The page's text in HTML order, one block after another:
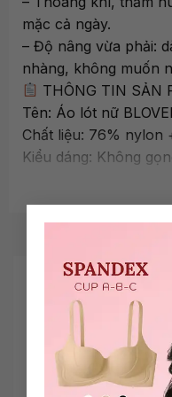
mặc cả ngày.
– Độ nâng vừa phải:
nhàng, không muốn
THÔNG TIN SẢN
Tên: Áo lót nữ
Chất liệu: 76% nylon
Kiểu dáng: Không
Size: M / L / XL
Màu: Trắng / Tím
Phù hợp: Áo sơ mi
mặc nhà
Use-case: bra ren
Q: Không gọng
A: Có chị nha!
SẢN